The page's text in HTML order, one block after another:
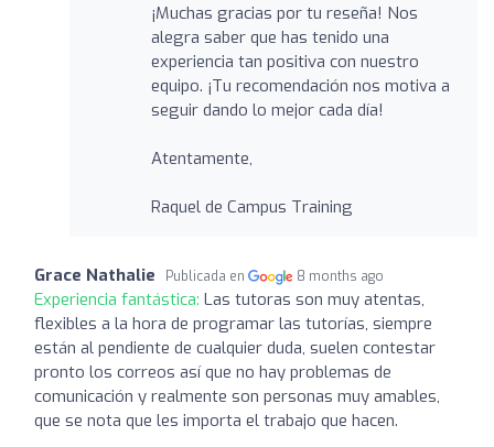
¡Muchas gracias por tu reseña! Nos
alegra saber que has tenido una
experiencia tan positiva con nuestro
equipo. ¡Tu recomendación nos motiva a
seguir dando lo mejor cada día!
Atentamente,
Raquel de Campus Training
Grace Nathalie Publicada en 8 months ago
Experiencia fantástica: Las tutoras son muy atentas,
flexibles a la hora de programar las tutorías, siempre
están al pendiente de cualquier duda, suelen contestar
pronto los correos así que no hay problemas de
comunicación y realmente son personas muy amables,
que se nota que les importa el trabajo que hacen.